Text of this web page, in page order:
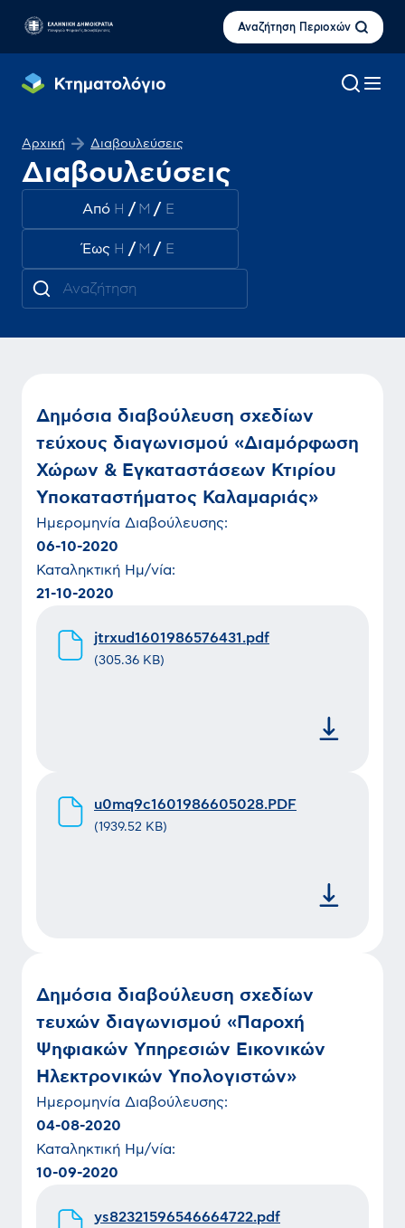
Αναζήτηση Περιοχών
Αρχική Διαβουλεύσεις
Διαβουλεύσεις
Από / /
Έως / /
Δημόσια διαβούλευση σχεδίων
τεύχους διαγωνισμού «Διαμόρφωση
Χώρων & Εγκαταστάσεων Κτιρίου
Υποκαταστήματος Καλαμαριάς»
Ημερομηνία Διαβούλευσης:
06-10-2020
Καταληκτική Ημ/νία:
21-10-2020
jtrxud1601986576431.pdf
(305.36 KB)
u0mq9c1601986605028.PDF
(1939.52 KB)
Δημόσια διαβούλευση σχεδίων
τευχών διαγωνισμού «Παροχή
Ψηφιακών Υπηρεσιών Εικονικών
Ηλεκτρονικών Υπολογιστών»
Ημερομηνία Διαβούλευσης:
04-08-2020
Καταληκτική Ημ/νία:
10-09-2020
ys82321596546664722.pdf